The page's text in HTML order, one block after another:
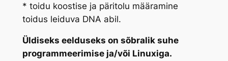
* toidu koostise ja päritolu määramine
toidus leiduva DNA abil.
Üldiseks eelduseks on sõbralik suhe
programmeerimise ja/või Linuxiga.